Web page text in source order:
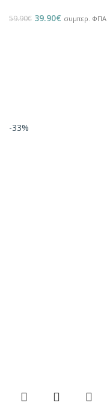
59.90€ 39.90€ συμπερ. ΦΠΑ
-33%